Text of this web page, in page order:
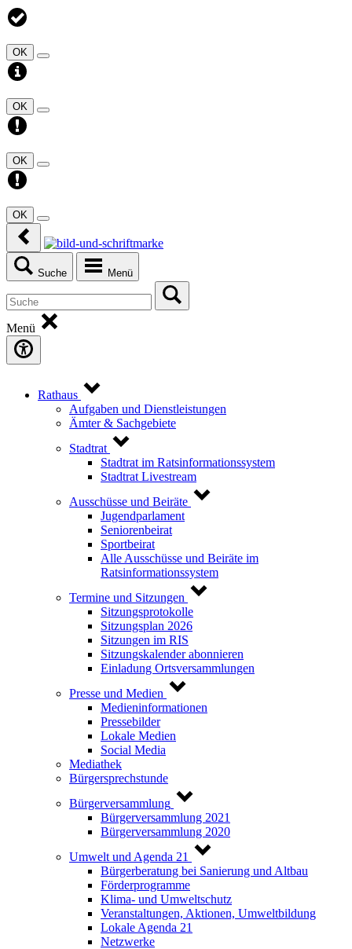
OK
OK
OK
OK
Suche Menü
Menü
Rathaus
Aufgaben und Dienstleistungen
Ämter & Sachgebiete
Stadtrat
Stadtrat im Ratsinformationssystem
Stadtrat Livestream
Ausschüsse und Beiräte
Jugendparlament
Seniorenbeirat
Sportbeirat
Alle Ausschüsse und Beiräte im
Ratsinformationssystem
Termine und Sitzungen
Sitzungsprotokolle
Sitzungsplan 2026
Sitzungen im RIS
Sitzungskalender abonnieren
Einladung Ortsversammlungen
Presse und Medien
Medieninformationen
Pressebilder
Lokale Medien
Social Media
Mediathek
Bürgersprechstunde
Bürgerversammlung
Bürgerversammlung 2021
Bürgerversammlung 2020
Umwelt und Agenda 21
Bürgerberatung bei Sanierung und Altbau
Förderprogramme
Klima- und Umweltschutz
Veranstaltungen, Aktionen, Umweltbildung
Lokale Agenda 21
Netzwerke